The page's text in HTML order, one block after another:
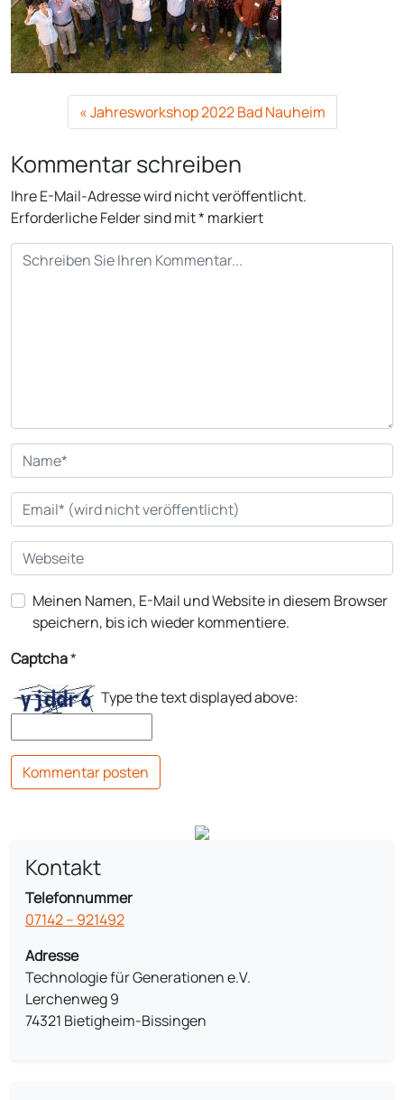
Jahresworkshop 2022 Bad Nauheim
Kommentar schreiben
Ihre E-Mail-Adresse wird nicht veröffentlicht.
Erforderliche Felder sind mit* markiert
Meinen Namen, E-Mail und Website in diesem Browser
speichern, bis ich wieder kommentiere.
Captcha*
Type the text displayed above:
Kontakt
Telefonnummer
07142 – 921492
Adresse
Technologie für Generationen e.V.
Lerchenweg 9
74321 Bietigheim-Bissingen